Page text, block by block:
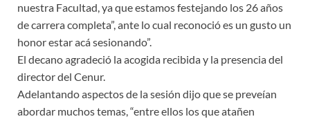
nuestra Facultad, ya que estamos festejando los 26 años
de carrera completa”, ante lo cual reconoció es un gusto un
honor estar acá sesionando”.
El decano agradeció la acogida recibida y la presencia del
director del Cenur.
Adelantando aspectos de la sesión dijo que se preveían
abordar muchos temas, “entre ellos los que atañen